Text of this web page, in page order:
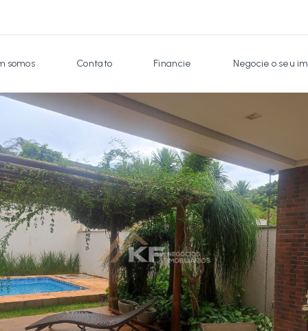
somos Contato Financie Negocie o seu